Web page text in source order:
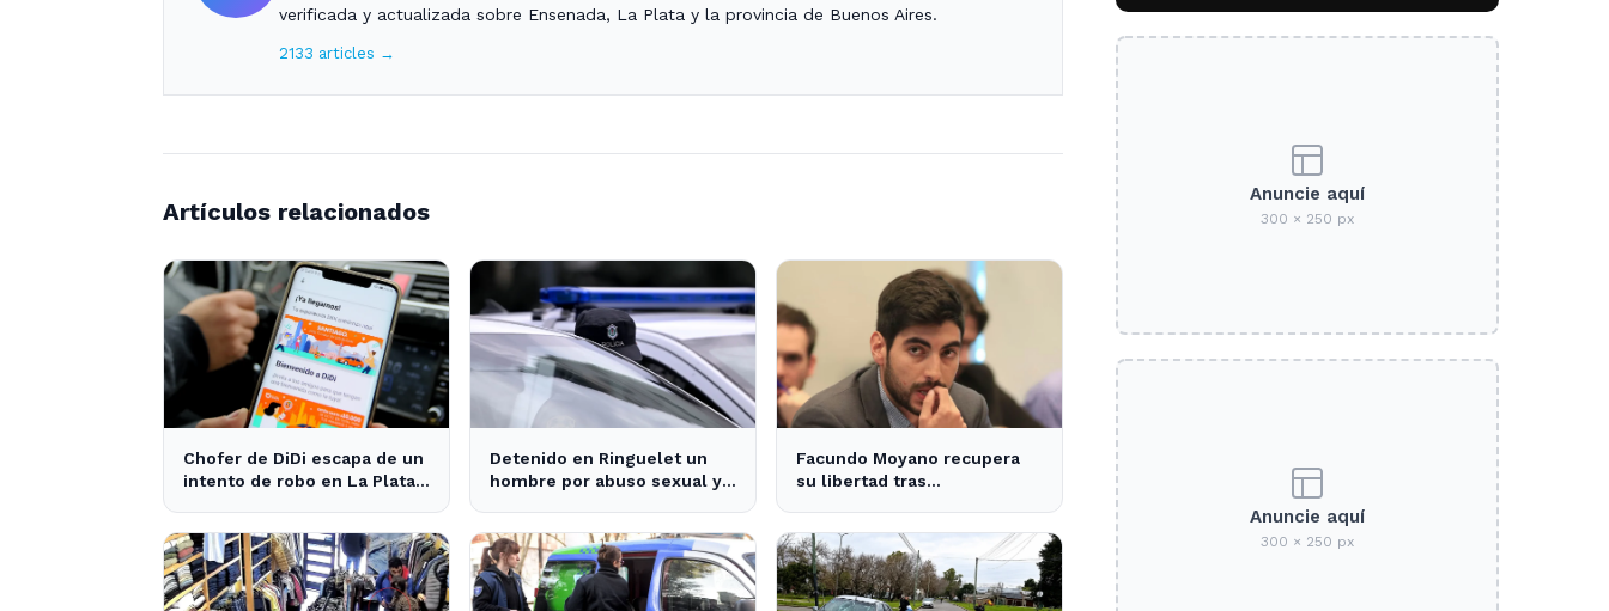
verificada y actualizada sobre Ensenada, La Plata y la provincia de Buenos Aires.
2133 articles →
Artículos relacionados
Chofer de DiDi escapa de un
intento de robo en La Plata;
Detenido en Ringuelet un
hombre por abuso sexual y
Facundo Moyano recupera
su libertad tras
Anuncie aquí
300 × 250 px
Anuncie aquí
300 × 250 px